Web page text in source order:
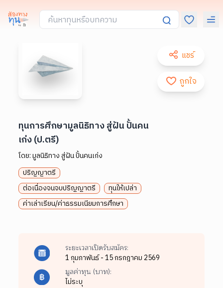
แชร์
ถูกใจ
ทุนการศึกษามูลนิธิทาง สู่ฝัน ปั้นคน
เก่ง (ป.ตรี)
โดย:มูลนิธิทาง สู่ฝัน ปั้นคนเก่ง
ปริญญาตรี
ต่อเนื่องจนจบปริญญาตรี
ทุนให้เปล่า
ค่าเล่าเรียน/ค่าธรรมเนียมการศึกษา
ระยะเวลาเปิดรับสมัคร:
1 กุมภาพันธ์ - 15 กรกฎาคม 2569
มูลค่าทุน (บาท):
ไม่ระบุ